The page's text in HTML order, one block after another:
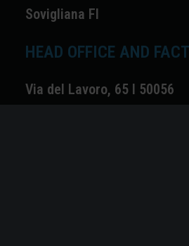
Sovigliana FI
HEAD OFFICE AND
Via del Lavoro, 65 I 50056